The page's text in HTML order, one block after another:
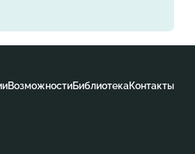
ВозможностиБиблиотекаКонтакты